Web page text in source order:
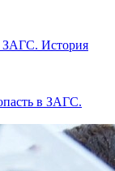
ЗАГС. История
в ЗАГС.